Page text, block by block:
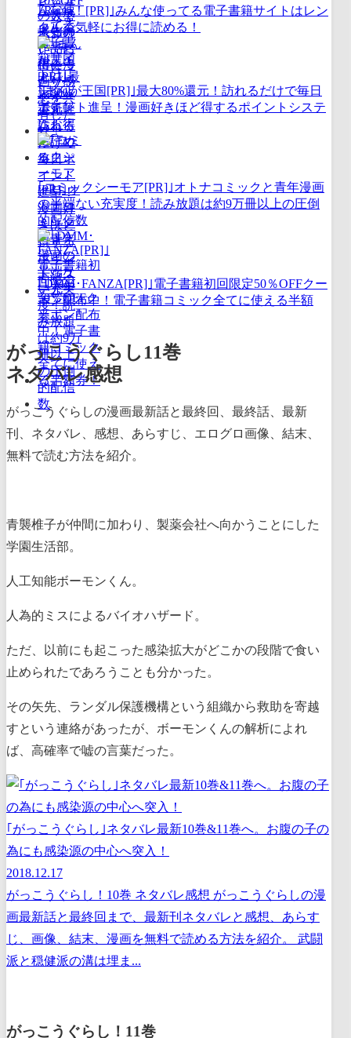
｢Renta！[PR]｣みんな使ってる電子書籍サイトはレン
タルで気軽にお得に読める！
｢まんが王国[PR]｣最大80%還元！訪れるだけで毎日
ポイント進呈！漫画好きほど得するポイントシステ
ム！
｢コミックシーモア[PR]｣オトナコミックと青年漫画
の半端ない充実度！読み放題は約9万冊以上の圧倒
的配信数
｢DMM･FANZA[PR]｣電子書籍初回限定50％OFFクー
ポン配布中！電子書籍コミック全てに使える半額
券！
がっこうぐらし11巻
ネタバレ感想
がっこうぐらしの漫画最新話と最終回、最終話、最新
刊、ネタバレ、感想、あらすじ、エログロ画像、結末、
無料で読む方法を紹介。
青襲椎子が仲間に加わり、製薬会社へ向かうことにした
学園生活部。
人工知能ボーモンくん。
人為的ミスによるバイオハザード。
ただ、以前にも起こった感染拡大がどこかの段階で食い
止められたであろうことも分かった。
その矢先、ランダル保護機構という組織から救助を寄越
すという連絡があったが、ボーモンくんの解析によれ
ば、高確率で嘘の言葉だった。
｢がっこうぐらし｣ネタバレ最新10巻&11巻へ。お腹の子の
為にも感染源の中心へ突入！
2018.12.17
がっこうぐらし！10巻 ネタバレ感想 がっこうぐらしの漫
画最新話と最終回まで、最新刊ネタバレと感想、あらす
じ、画像、結末、漫画を無料で読める方法を紹介。 武闘
派と穏健派の溝は埋ま...
がっこうぐらし！11巻